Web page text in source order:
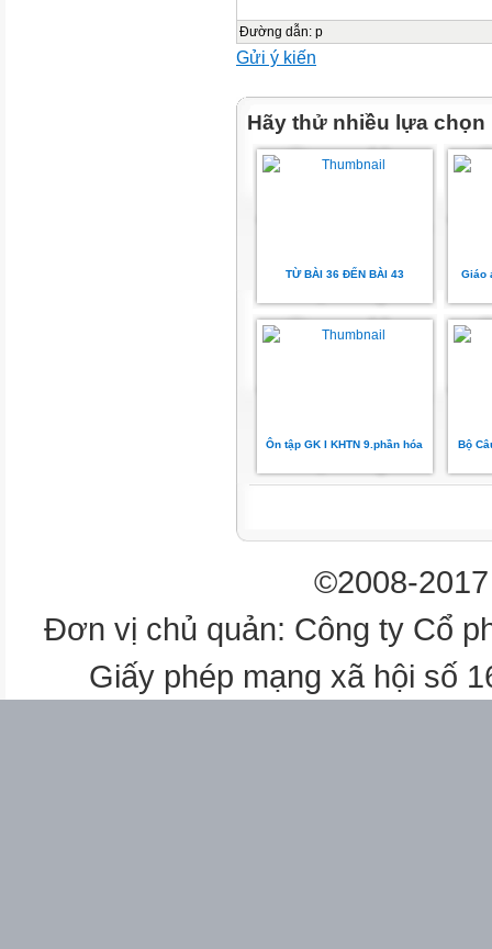
Sai
¨
c. NST không liên quan đến
a. NST có thể có hình dạng
Đường dẫn: p
Gửi ý kiến
Hãy thử nhiều lựa chọn
TỪ BÀI 36 ĐẾN BÀI 43 Giáo
Ôn tập GK I KHTN 9.phần hóa Bộ
©2008-
Đơn vị chủ quản: Công ty Cổ
Giấy phép mạng xã hội số